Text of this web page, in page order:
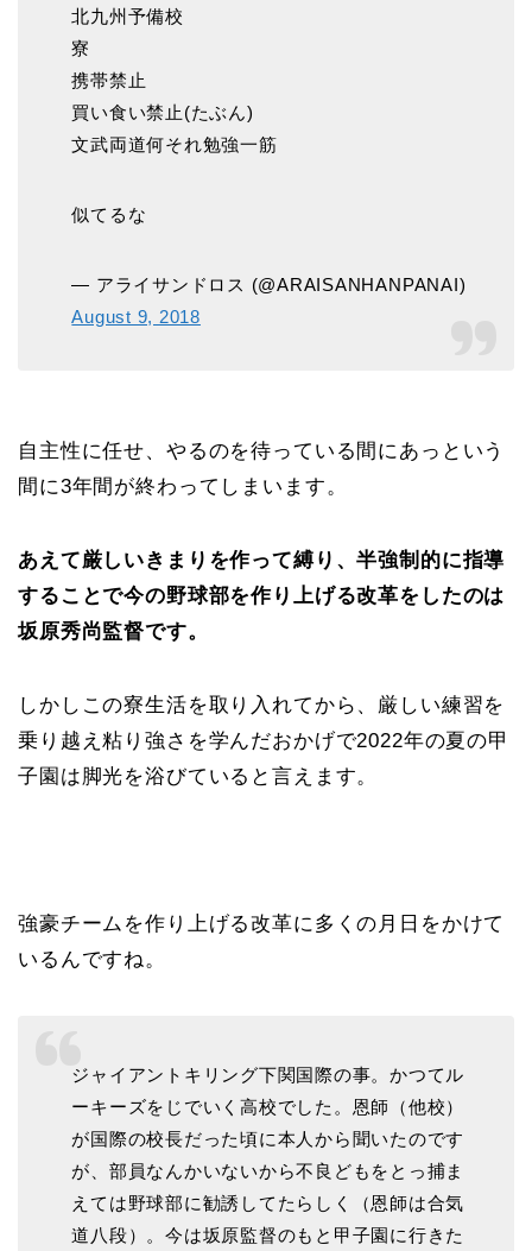
北九州予備校
寮
携帯禁止
買い食い禁止(たぶん)
文武両道何それ勉強一筋
似てるな
— アライサンドロス (@ARAISANHANPANAI)
August 9, 2018
自主性に任せ、やるのを待っている間にあっという
間に3年間が終わってしまいます。
あえて厳しいきまりを作って縛り、半強制的に指導
することで今の野球部を作り上げる改革をしたのは
坂原秀尚監督です。
しかしこの寮生活を取り入れてから、厳しい練習を
乗り越え粘り強さを学んだおかげで2022年の夏の甲
子園は脚光を浴びていると言えます。
強豪チームを作り上げる改革に多くの月日をかけて
いるんですね。
ジャイアントキリング下関国際の事。かつてル
ーキーズをじでいく高校でした。恩師（他校）
が国際の校長だった頃に本人から聞いたのです
が、部員なんかいないから不良どもをとっ捕ま
えては野球部に勧誘してたらしく（恩師は合気
道八段）。今は坂原監督のもと甲子園に行きた